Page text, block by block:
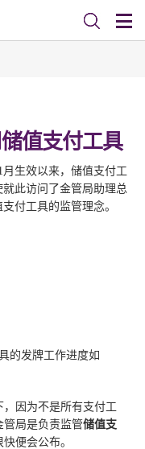
值支付工具
月生效以来，储值支付工
此访问了金管局助理总
付工具的监管理念。
的发牌工作进度如
，因为不是所有支付工
局是负责监管储值支
便会公布。